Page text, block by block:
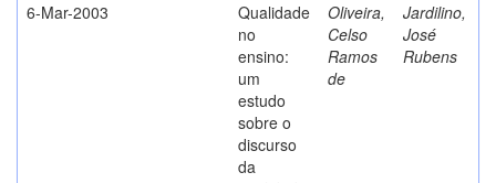
6-Mar-2003
Qualidade
no
ensino:
um
estudo
sobre o
discurso
da
Oliveira,
Celso
Ramos
de
Jardilino,
José
Rubens